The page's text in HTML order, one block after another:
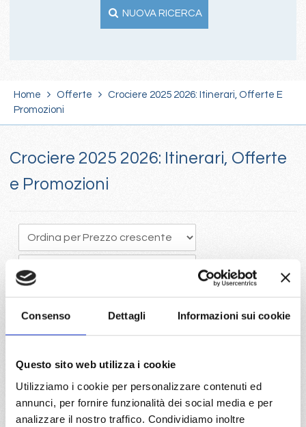
Consenso Dettagli Informazioni sui cookie
Questo sito web utilizza i cookie
Utilizziamo i cookie per personalizzare contenuti ed
annunci, per fornire funzionalità dei social media e per
analizzare il nostro traffico. Condividiamo inoltre
NUOVA RICERCA
Home Offerte
Crociere 2025 2026: Itinerari, Offerte E
Promozioni
Crociere 2025 2026: Itinerari, Offerte
e Promozioni
crociera porta vantaggi economici con la scelta della migliore
disponibilità
Visita il portale per trovare le crociere 2025 con Costa e Mc